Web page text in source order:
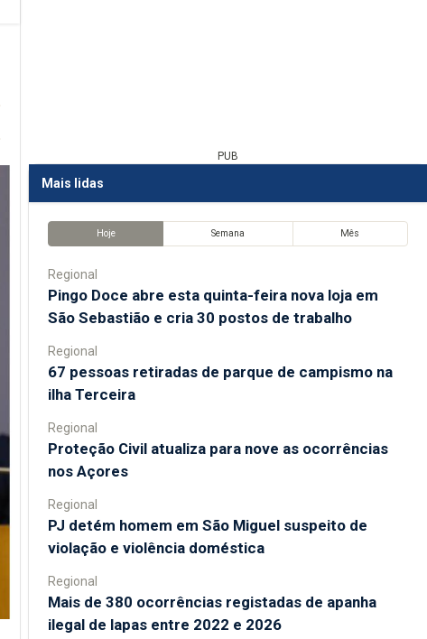
PUB
Mais lidas
Hoje Semana Mês
Regional
Pingo Doce abre esta quinta-feira nova loja em
São Sebastião e cria 30 postos de trabalho
Regional
67 pessoas retiradas de parque de campismo na
ilha Terceira
Regional
Proteção Civil atualiza para nove as ocorrências
nos Açores
Regional
PJ detém homem em São Miguel suspeito de
violação e violência doméstica
Regional
Mais de 380 ocorrências registadas de apanha
ilegal de lapas entre 2022 e 2026